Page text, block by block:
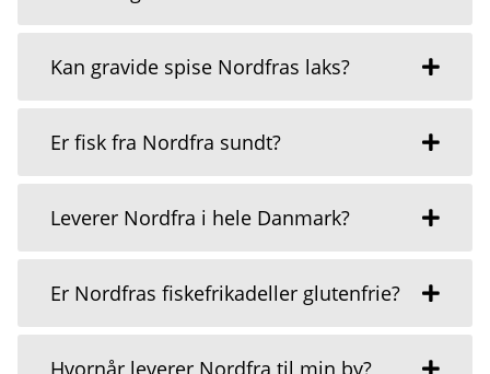
Kan gravide spise Nordfras laks?
Er fisk fra Nordfra sundt?
Leverer Nordfra i hele Danmark?
Er Nordfras fiskefrikadeller glutenfrie?